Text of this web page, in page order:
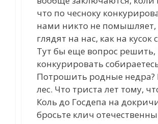
что по чесноку
нами никто не помышляет,
глядят на нас, как на кусок
Тут бы еще вопрос решить,
конкурировать
Потрошить родные недра?
лес. Что триста лет тому,
Коль до Госдепа на
бросьте клич